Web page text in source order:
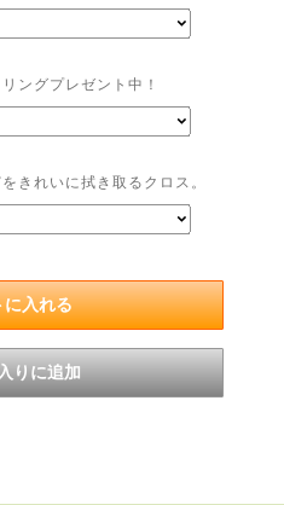
ングプレゼント中！
きれいに拭き取るクロス。